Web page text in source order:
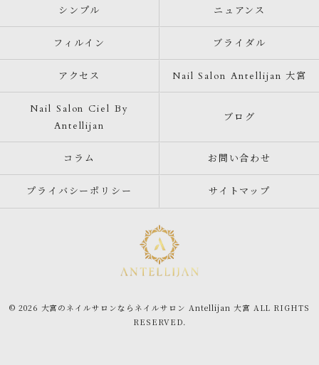
シンプル ニュアンス
フィルイン ブライダル
アクセス Nail Salon Antellijan 大宮
Nail Salon Ciel By
Antellijan
ブログ
コラム お問い合わせ
プライバシーポリシー サイトマップ
© 2026 大宮のネイルサロンならネイルサロン Antellijan 大宮 ALL RIGHTS
RESERVED.